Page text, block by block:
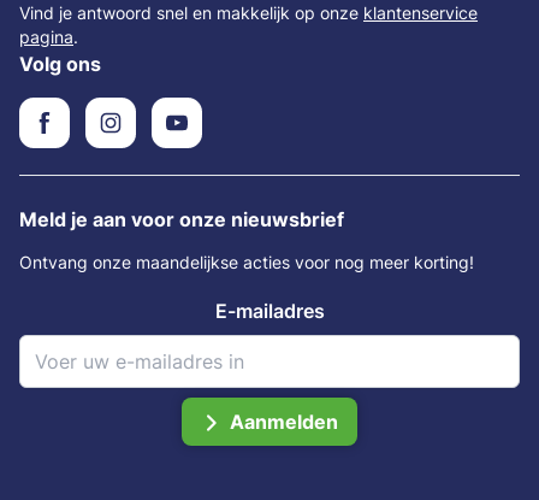
Vind je antwoord snel en makkelijk op onze klantenservice
pagina.
Volg ons
Meld je aan voor onze nieuwsbrief
Ontvang onze maandelijkse acties voor nog meer korting!
E-mailadres
Aanmelden